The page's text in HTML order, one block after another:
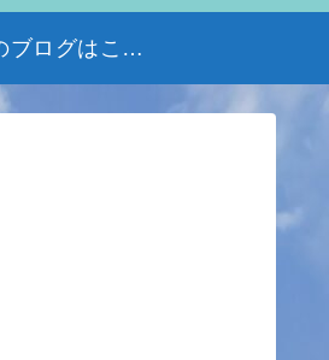
息子のブログはこちら